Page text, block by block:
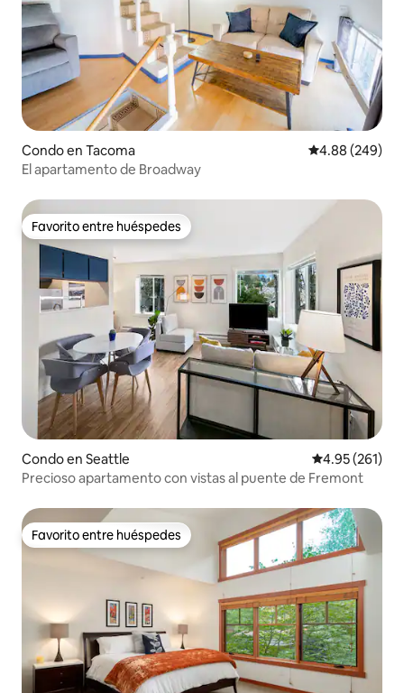
Condo en Tacoma Calificación
4.88 (249)
El apartamento de Broadway
Favorito entre huéspedes
Favorito entre huéspedes
Condo en Seattle Calificación
4.95 (261)
Precioso apartamento con vistas al puente de Fremont
Favorito entre huéspedes
Favorito entre huéspedes